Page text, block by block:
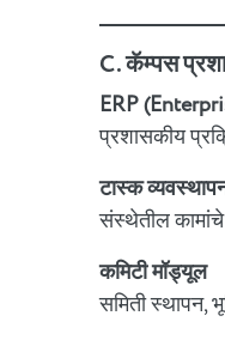
C. कॅम्पस
ERP
प्रशासकीय
टास्क
संस्थेतील
कमिटी मॉड्यूल
समिती स्थापन,